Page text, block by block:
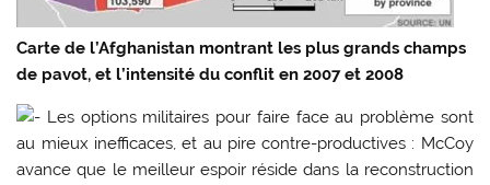
Carte de l’Afghanistan montrant les plus grands champs
de pavot, et l’intensité du conflit en 2007 et 2008
Les options militaires pour faire face au problème sont
au mieux inefficaces, et au pire contre-productives : McCoy
avance que le meilleur espoir réside dans la reconstruction